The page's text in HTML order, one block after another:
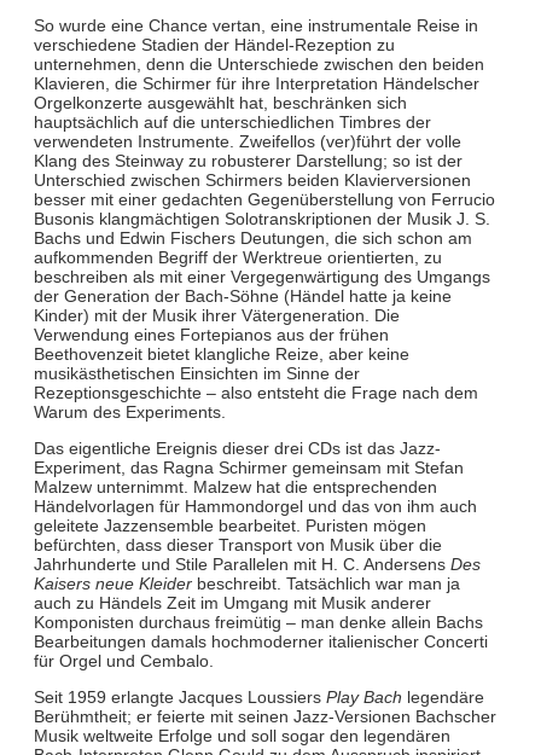
So wurde eine Chance vertan, eine instrumentale Reise in
verschiedene Stadien der Händel-Rezeption zu
unternehmen, denn die Unterschiede zwischen den beiden
Klavieren, die Schirmer für ihre Interpretation Händelscher
Orgelkonzerte ausgewählt hat, beschränken sich
hauptsächlich auf die unterschiedlichen Timbres der
verwendeten Instrumente. Zweifellos (ver)führt der volle
Klang des Steinway zu robusterer Darstellung; so ist der
Unterschied zwischen Schirmers beiden Klavierversionen
besser mit einer gedachten Gegenüberstellung von Ferrucio
Busonis klangmächtigen Solotranskriptionen der Musik J. S.
Bachs und Edwin Fischers Deutungen, die sich schon am
aufkommenden Begriff der Werktreue orientierten, zu
beschreiben als mit einer Vergegenwärtigung des Umgangs
der Generation der Bach-Söhne (Händel hatte ja keine
Kinder) mit der Musik ihrer Vätergeneration. Die
Verwendung eines Fortepianos aus der frühen
Beethovenzeit bietet klangliche Reize, aber keine
musikästhetischen Einsichten im Sinne der
Rezeptionsgeschichte – also entsteht die Frage nach dem
Warum des Experiments.
Das eigentliche Ereignis dieser drei CDs ist das Jazz-
Experiment, das Ragna Schirmer gemeinsam mit Stefan
Malzew unternimmt. Malzew hat die entsprechenden
Händelvorlagen für Hammondorgel und das von ihm auch
geleitete Jazzensemble bearbeitet. Puristen mögen
befürchten, dass dieser Transport von Musik über die
Jahrhunderte und Stile Parallelen mit H. C. Andersens Des
Kaisers neue Kleiderbeschreibt. Tatsächlich war man ja
auch zu Händels Zeit im Umgang mit Musik anderer
Komponisten durchaus freimütig – man denke allein Bachs
Bearbeitungen damals hochmoderner italienischer Concerti
für Orgel und Cembalo.
Seit 1959 erlangte Jacques Loussiers Play Bach legendäre
Berühmtheit; er feierte mit seinen Jazz-Versionen Bachscher
Musik weltweite Erfolge und soll sogar den legendären